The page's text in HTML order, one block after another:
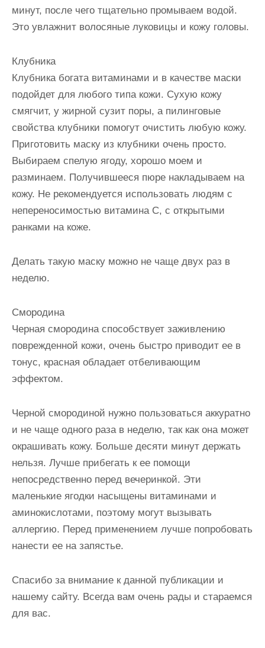
минут, после чего тщательно промываем водой.
Это увлажнит волосяные луковицы и кожу головы.
Клубника
Клубника богата витаминами и в качестве маски
подойдет для любого типа кожи. Сухую кожу
смягчит, у жирной сузит поры, а пилинговые
свойства клубники помогут очистить любую кожу.
Приготовить маску из клубники очень просто.
Выбираем спелую ягоду, хорошо моем и
разминаем. Получившееся пюре накладываем на
кожу. Не рекомендуется использовать людям с
непереносимостью витамина С, с открытыми
ранками на коже.
Делать такую маску можно не чаще двух раз в
неделю.
Смородина
Черная смородина способствует заживлению
поврежденной кожи, очень быстро приводит ее в
тонус, красная обладает отбеливающим
эффектом.
Черной смородиной нужно пользоваться аккуратно
и не чаще одного раза в неделю, так как она может
окрашивать кожу. Больше десяти минут держать
нельзя. Лучше прибегать к ее помощи
непосредственно перед вечеринкой. Эти
маленькие ягодки насыщены витаминами и
аминокислотами, поэтому могут вызывать
аллергию. Перед применением лучше попробовать
нанести ее на запястье.
Спасибо за внимание к данной публикации и
нашему сайту. Всегда вам очень рады и стараемся
для вас.